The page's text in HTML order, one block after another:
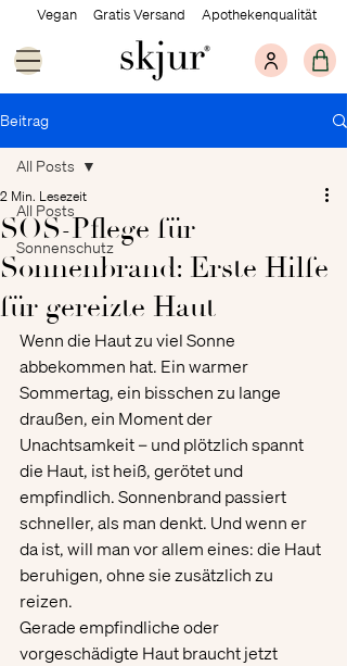
Vegan Gratis Versand Apothekenqualität
Beitrag
All Posts
Sonnenschutz
All Posts
SOS-Pflege für
Sonnenbrand: Erste Hilfe
für gereizte Haut
2 Min. Lesezeit
Wenn die Haut zu viel Sonne
abbekommen hat. Ein warmer
Sommertag, ein bisschen zu lange
draußen, ein Moment der
Unachtsamkeit – und plötzlich spannt
die Haut, ist heiß, gerötet und
empfindlich. Sonnenbrand passiert
schneller, als man denkt. Und wenn er
da ist, will man vor allem eines: die Haut
beruhigen, ohne sie zusätzlich zu
reizen.
Gerade empfindliche oder
vorgeschädigte Haut braucht jetzt